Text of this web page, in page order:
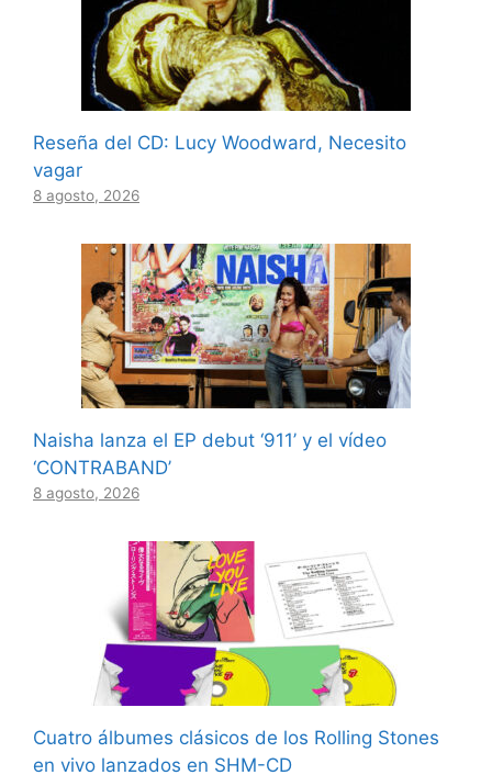
Reseña del CD: Lucy Woodward, Necesito
vagar
8 agosto, 2026
Naisha lanza el EP debut ‘911’ y el vídeo
‘CONTRABAND’
8 agosto, 2026
Cuatro álbumes clásicos de los Rolling Stones
en vivo lanzados en SHM-CD